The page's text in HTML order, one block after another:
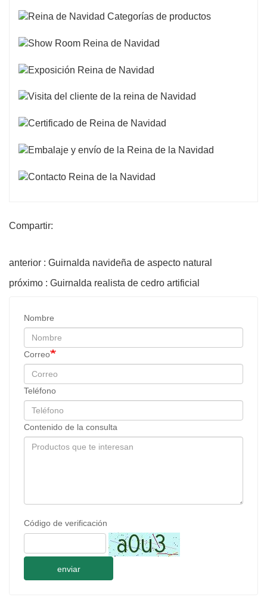
Compartir:
anterior : Guirnalda navideña de aspecto natural
próximo : Guirnalda realista de cedro artificial
Nombre
Correo
Teléfono
Contenido de la consulta
Código de verificación
enviar